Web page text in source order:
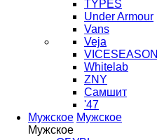
TYPES
Under Armour
Vans
Veja
VICESEASON
Whitelab
ZNY
Самшит
'47
Мужское Мужское
Мужское